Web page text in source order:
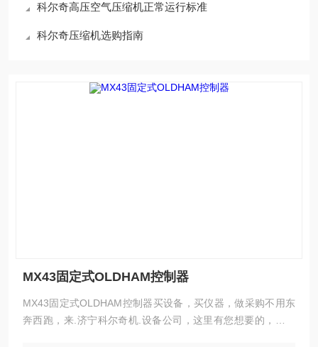
科尔奇高压空气压缩机正常运行标准
科尔奇压缩机选购指南
MX43固定式OLDHAM控制器
MX43固定式OLDHAM控制器买设备，买仪器，做采购不用东
奔西跑，来.济宁科尔奇机.设备公司，这里有您想要的，想看